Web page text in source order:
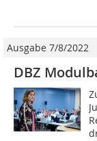
Ausgabe 7/8/2022
DBZ